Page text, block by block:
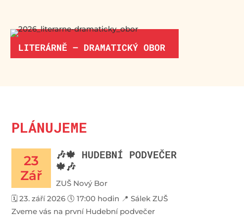
LITERÁRNĚ – DRAMATICKÝ OBOR
PLÁNUJEME
23
Zář
🎶🍁 HUDEBNÍ PODVEČER
🍁🎶
ZUŠ Nový Bor
🗓 23. září 2026 🕔 17:00 hodin 📍 Sálek ZUŠ
Zveme vás na první Hudební podvečer